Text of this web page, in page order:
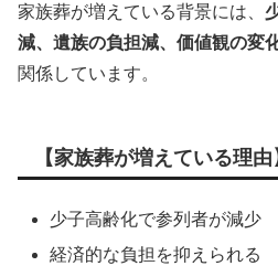
家族葬が増えている背景には、
減、遺族の負担減、価値観の変
関係しています。
【家族葬が増えている理由
少子高齢化で参列者が減少
経済的な負担を抑えられる